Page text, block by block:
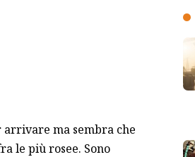
ma sembra che
le più rosee. Sono